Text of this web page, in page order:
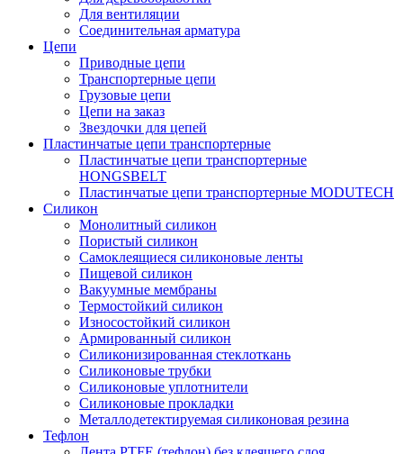
Для вентиляции
Соединительная арматура
Цепи
Приводные цепи
Транспортерные цепи
Грузовые цепи
Цепи на заказ
Звездочки для цепей
Пластинчатые цепи транспортерные
Пластинчатые цепи транспортерные
HONGSBELT
Пластинчатые цепи транспортерные MODUTECH
Силикон
Монолитный силикон
Пористый силикон
Самоклеящиеся силиконовые ленты
Пищевой силикон
Вакуумные мембраны
Термостойкий силикон
Износостойкий силикон
Армированный силикон
Силиконизированная стеклоткань
Силиконовые трубки
Силиконовые уплотнители
Силиконовые прокладки
Металлодетектируемая силиконовая резина
Тефлон